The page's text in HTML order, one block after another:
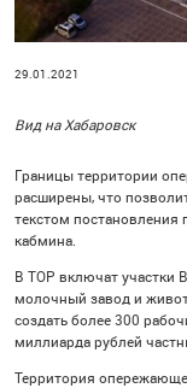
29.01.2021
Вид на Хабаровск
Границы территории
расширены, что
текстом постановления
кабмина.
В ТОР включат участки
молочный завод и
создать более 300
миллиарда рублей
Территория